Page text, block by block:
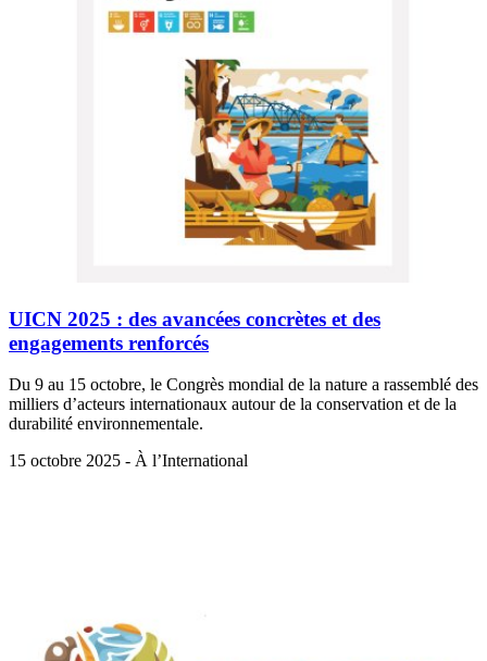
UICN 2025 : des avancées concrètes et des
engagements renforcés
Du 9 au 15 octobre, le Congrès mondial de la nature a rassemblé des
milliers d’acteurs internationaux autour de la conservation et de la
durabilité environnementale.
15 octobre 2025 - À l’International